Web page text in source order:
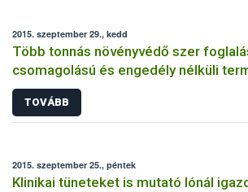
2015. szeptember 29., kedd
Több tonnás növényvédő szer
csomagolású és engedély nélküli
TOVÁBB
2015. szeptember 25., péntek
Klinikai tüneteket is mutató lónál